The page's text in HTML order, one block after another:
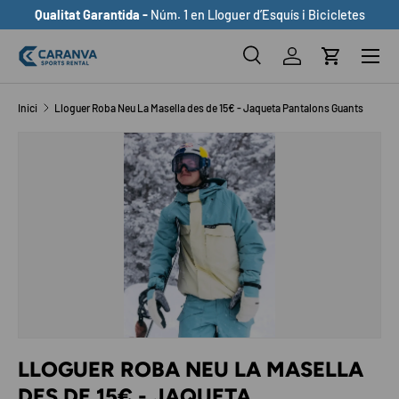
ANAR AL CONTINGUT
Qualitat Garantida - Núm. 1 en Lloguer d’Esquís i Bicicletes
BuscarInicia sessió
Cistella
Inici Lloguer Roba Neu La Masella des de 15€ - Jaqueta Pantalons Guants
ANAR DIRECTAMENT A LA INFORMACIÓ DEL PRODUCTE
LLOGUER ROBA NEU LA MASELLA